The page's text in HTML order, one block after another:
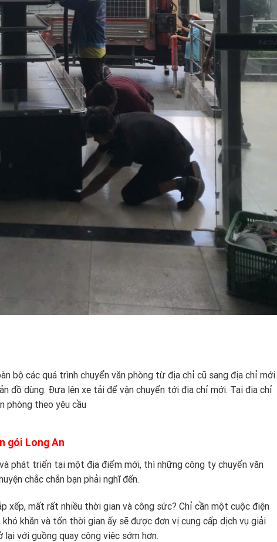
bộ các quá trình chuyển văn phòng từ địa chỉ cũ sang địa chỉ mới.
đồ dùng. Đưa lên xe tải để vận chuyển tới địa chỉ mới. Tại địa chỉ
phòng theo yêu cầu
gói Long An
phát triển tại một địa điểm mới, thì những công ty chuyển văn
chắc chắn bạn phải nghĩ đến.
xếp, mất rất nhiều thời gian và công sức? Chỉ cần một cuộc điện
khăn và tốn thời gian ấy sẽ được đơn vị cung cấp dịch vụ giải
với guồng quay công việc sớm hơn.